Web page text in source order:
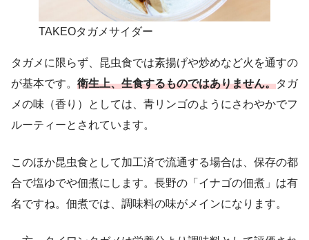
TAKEOタガメサイダー
タガメに限らず、昆虫食では素揚げや炒めなど火を通すの
が基本です。 衛生上、生食するものではありません。タガ
メの味（香り）としては、青リンゴのようにさわやかでフ
ルーティーとされています。
このほか昆虫食として加工済で流通する場合は、保存の都
合で塩ゆでや佃煮にします。長野の「イナゴの佃煮」は有
名ですね。 佃煮では、調味料の味がメインになります。